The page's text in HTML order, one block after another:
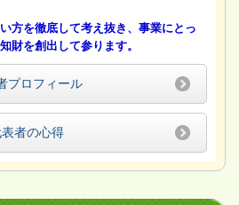
方を徹底して考え抜き、事業にとっ
財を創出して参ります。
プロフィール
者の心得